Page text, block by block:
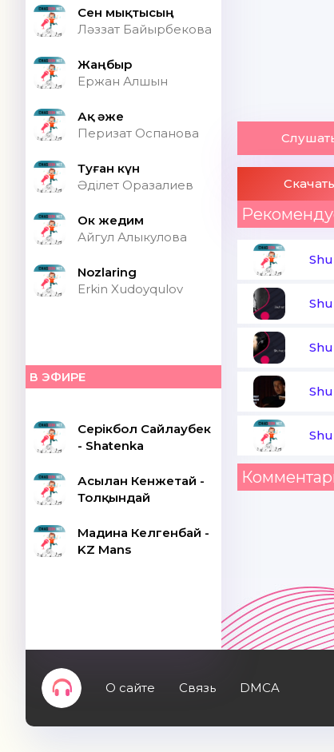
Сен мықтысың
Ләззат Байырбекова
Жаңбыр
Ержан Алшын
Ақ әже
Перизат Оспанова
Туған күн
Әділет Оразалиев
Ок жедим
Айгул Алыкулова
Nozlaring
Erkin Xudoyqulov
В ЭФИРЕ
Серікбол Сайлаубек
- Shatenka
Асылан Кенжетай -
Толқындай
Мадина Келгенбай -
KZ Mans
Скачать
О сайте Связь DMCA